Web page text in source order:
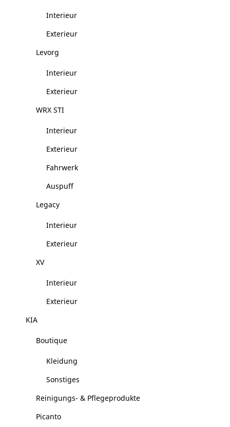
Interieur
Exterieur
Levorg
Interieur
Exterieur
WRX STI
Interieur
Exterieur
Fahrwerk
Auspuff
Legacy
Interieur
Exterieur
XV
Interieur
Exterieur
KIA
Boutique
Kleidung
Sonstiges
Reinigungs- & Pflegeprodukte
Picanto